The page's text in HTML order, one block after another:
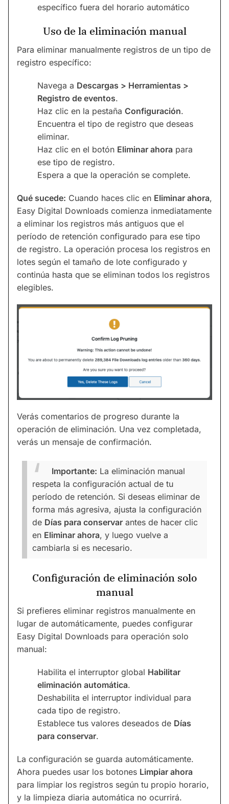
específico fuera del horario automático
Uso de la eliminación manual
Para eliminar manualmente registros de un tipo de
registro específico:
Navega a Descargas > Herramientas >
Registro de eventos.
Haz clic en la pestaña Configuración.
Encuentra el tipo de registro que deseas
eliminar.
Haz clic en el botón Eliminar ahora para
ese tipo de registro.
Espera a que la operación se complete.
Qué sucede: Cuando haces clic en Eliminar ahora,
Easy Digital Downloads comienza inmediatamente
a eliminar los registros más antiguos que el
período de retención configurado para ese tipo
de registro. La operación procesa los registros en
lotes según el tamaño de lote configurado y
continúa hasta que se eliminan todos los registros
elegibles.
Verás comentarios de progreso durante la
operación de eliminación. Una vez completada,
verás un mensaje de confirmación.
Importante: La eliminación manual
respeta la configuración actual de tu
período de retención. Si deseas eliminar de
forma más agresiva, ajusta la configuración
de Días para conservar antes de hacer clic
en Eliminar ahora, y luego vuelve a
cambiarla si es necesario.
Configuración de eliminación solo
manual
Si prefieres eliminar registros manualmente en
lugar de automáticamente, puedes configurar
Easy Digital Downloads para operación solo
manual:
Habilita el interruptor global Habilitar
eliminación automática.
Deshabilita el interruptor individual para
cada tipo de registro.
Establece tus valores deseados de Días
para conservar.
La configuración se guarda automáticamente.
Ahora puedes usar los botones Limpiar ahora
para limpiar los registros según tu propio horario,
y la limpieza diaria automática no ocurrirá.